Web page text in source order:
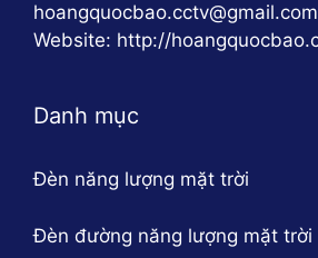
hoangquocbao.cctv@gmail.com
Website: http://
Danh mục
Đèn năng lượng mặt trời
Đèn đường năng lượng mặt trời